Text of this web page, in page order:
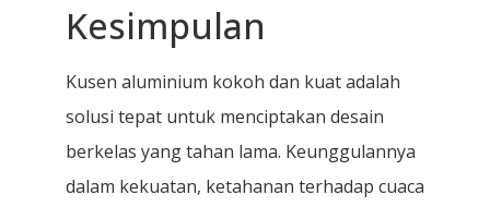
Kesimpulan
Kusen aluminium kokoh dan kuat adalah
solusi tepat untuk menciptakan desain
berkelas yang tahan lama. Keunggulannya
dalam kekuatan, ketahanan terhadap cuaca